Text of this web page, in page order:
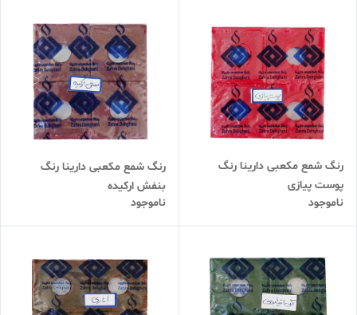
رنگ شمع مکعبی دارینا رنگ
پوست پیازی
ناموجود
رنگ شمع مکعبی دارینا رنگ
بنفش ارکیده
ناموجود